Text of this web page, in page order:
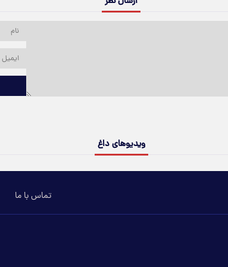
ویدیوهای داغ
تماس با ما